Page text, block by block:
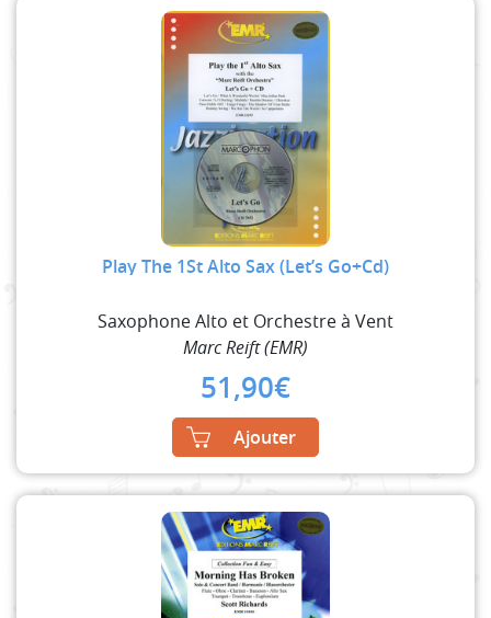
Play The 1St Alto Sax (Let’s Go+Cd)
Saxophone Alto et Orchestre à Vent
Marc Reift (EMR)
51,90€
Ajouter